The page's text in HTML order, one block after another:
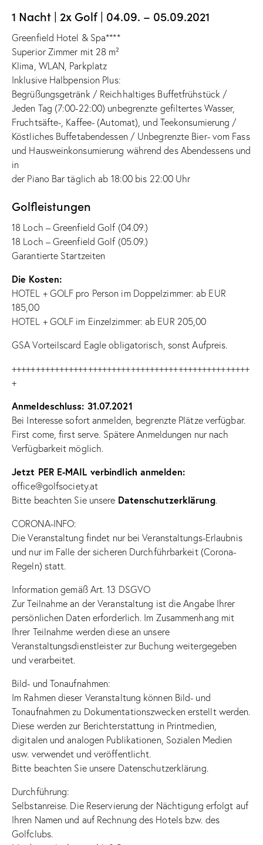
1 Nacht | 2x Golf | 04.09. – 05.09.2021
Greenfield Hotel & Spa****
Superior Zimmer mit 28 m²
Klima, WLAN, Parkplatz
Inklusive Halbpension Plus:
Begrüßungsgetränk / Reichhaltiges Buffetfrühstück /
Jeden Tag (7:00-22:00) unbegrenzte gefiltertes Wasser,
Fruchtsäfte-, Kaffee- (Automat), und Teekonsumierung /
Köstliches Buffetabendessen / Unbegrenzte Bier- vom Fass
und Hausweinkonsumierung während des Abendessens und
in
der Piano Bar täglich ab 18:00 bis 22:00 Uhr
Golfleistungen
18 Loch – Greenfield Golf (04.09.)
18 Loch – Greenfield Golf (05.09.)
Garantierte Startzeiten
Die Kosten:
HOTEL + GOLF pro Person im Doppelzimmer: ab EUR
185,00
HOTEL + GOLF im Einzelzimmer: ab EUR 205,00
GSA Vorteilscard Eagle obligatorisch, sonst Aufpreis.
++++++++++++++++++++++++++++++++++++++++++++++++++
+
Anmeldeschluss: 31.07.2021
Bei Interesse sofort anmelden, begrenzte Plätze verfügbar.
First come, first serve. Spätere Anmeldungen nur nach
Verfügbarkeit möglich.
Jetzt PER E-MAIL verbindlich anmelden:
office@golfsociety.at
Bitte beachten Sie unsere Datenschutzerklärung.
CORONA-INFO:
Die Veranstaltung findet nur bei Veranstaltungs-Erlaubnis
und nur im Falle der sicheren Durchführbarkeit (Corona-
Regeln) statt.
Information gemäß Art. 13 DSGVO
Zur Teilnahme an der Veranstaltung ist die Angabe Ihrer
persönlichen Daten erforderlich. Im Zusammenhang mit
Ihrer Teilnahme werden diese an unsere
Veranstaltungsdienstleister zur Buchung weitergegeben
und verarbeitet.
Bild- und Tonaufnahmen:
Im Rahmen dieser Veranstaltung können Bild- und
Tonaufnahmen zu Dokumentationszwecken erstellt werden.
Diese werden zur Berichterstattung in Printmedien,
digitalen und analogen Publikationen, Sozialen Medien
usw. verwendet und veröffentlicht.
Bitte beachten Sie unsere Datenschutzerklärung.
Durchführung:
Selbstanreise. Die Reservierung der Nächtigung erfolgt auf
Ihren Namen und auf Rechnung des Hotels bzw. des
Golfclubs.